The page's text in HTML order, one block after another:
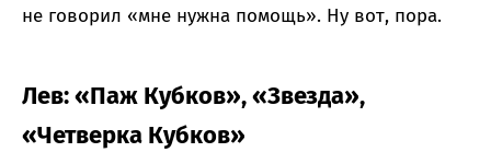
не говорил «мне нужна помощь». Ну вот, пора.
Лев: «Паж Кубков», «Звезда»,
«Четверка Кубков»